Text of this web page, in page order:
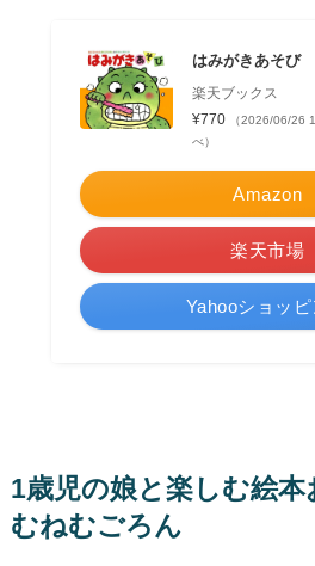
はみがきあそび
楽天ブックス
¥770
（2026/06/26
べ）
Amazon
楽天市場
Yahooショッ
1歳児の娘と楽しむ絵
むねむごろん